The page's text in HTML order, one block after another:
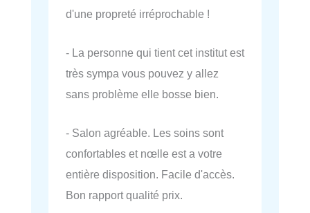
d'une propreté irréprochable !
- La personne qui tient cet institut est
très sympa vous pouvez y allez
sans problème elle bosse bien.
- Salon agréable. Les soins sont
confortables et nœlle est a votre
entière disposition. Facile d'accès.
Bon rapport qualité prix.